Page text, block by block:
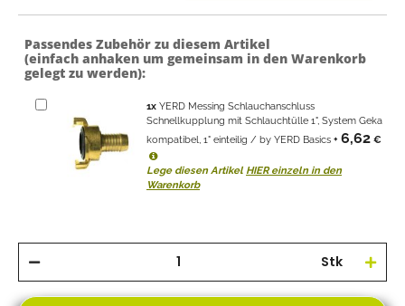
Passendes Zubehör zu diesem Artikel
(einfach anhaken um gemeinsam in den Warenkorb
gelegt zu werden):
1x YERD Messing Schlauchanschluss
Schnellkupplung mit Schlauchtülle 1", System Geka
kompatibel, 1" einteilig / by YERD Basics + 6,62 €
Lege diesen Artikel HIER einzeln in den
Warenkorb
Stk